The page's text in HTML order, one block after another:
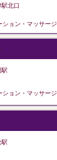
北口
ション・マッサージ
ション・マッサージ